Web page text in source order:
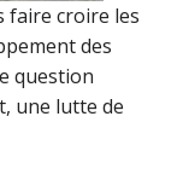
faire croire les
des
question
une lutte de